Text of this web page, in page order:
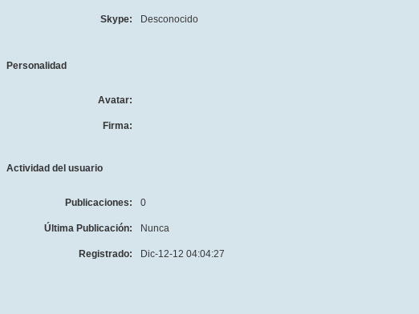
Skype: Desconocido
Personalidad
Avatar:
Firma:
Actividad del usuario
Publicaciones: 0
Última Publicación: Nunca
Registrado: Dic-12-12 04:04:27